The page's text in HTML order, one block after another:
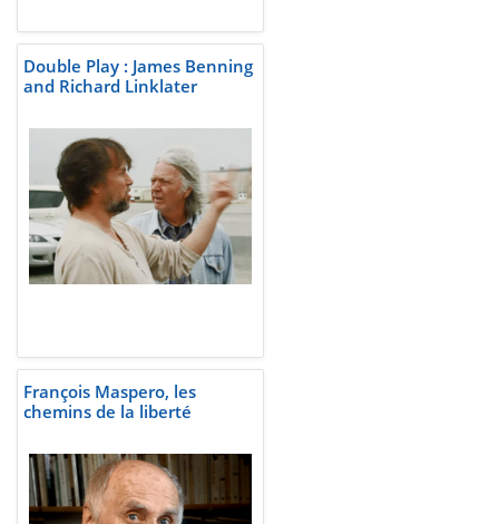
Double Play : James Benning
and Richard Linklater
François Maspero, les
chemins de la liberté